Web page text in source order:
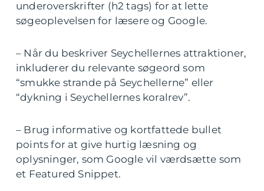
underoverskrifter (h2 tags) for at lette
søgeoplevelsen for læsere og Google.
– Når du beskriver Seychellernes attraktioner,
inkluderer du relevante søgeord som
“smukke strande på Seychellerne” eller
“dykning i Seychellernes koralrev”.
– Brug informative og kortfattede bullet
points for at give hurtig læsning og
oplysninger, som Google vil værdsætte som
et Featured Snippet.